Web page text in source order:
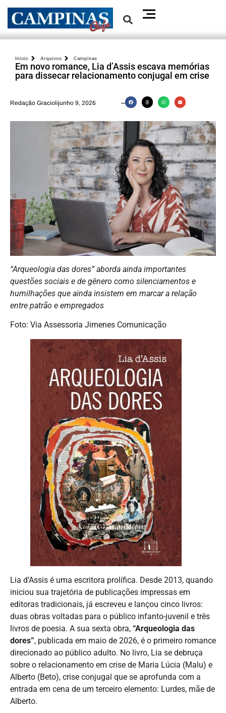
Inicio Arquivos Campinas
Em novo romance, Lia d’Assis escava memórias
para dissecar relacionamento conjugal em crise
Redação Graciolijunho 9, 2026
“Arqueologia das dores” aborda ainda importantes
questões sociais e de gênero como silenciamentos e
humilhações que ainda insistem em marcar a relação
entre patrão e empregados
Foto: Via Assessoria Jimenes Comunicação
Lia d’Assis é uma escritora prolífica. Desde 2013, quando
iniciou sua trajetória de publicações impressas em
editoras tradicionais, já escreveu e lançou cinco livros:
duas obras voltadas para o público infanto-juvenil e três
livros de poesia. A sua sexta obra, “Arqueologia das
dores”, publicada em maio de 2026, é o primeiro romance
direcionado ao público adulto. No livro, Lia se debruça
sobre o relacionamento em crise de Maria Lúcia (Malu) e
Alberto (Beto), crise conjugal que se aprofunda com a
entrada em cena de um terceiro elemento: Lurdes, mãe de
Alberto.